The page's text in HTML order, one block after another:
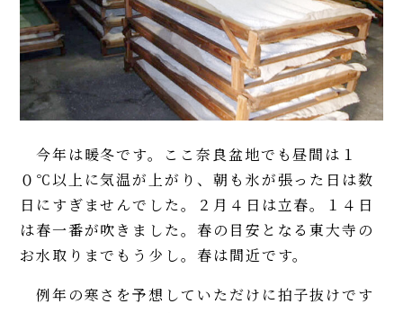
今年は暖冬です。ここ奈良盆地でも昼間は１
０℃以上に気温が上がり、朝も氷が張った日は数
日にすぎませんでした。２月４日は立春。１４日
は春一番が吹きました。春の目安となる東大寺の
お水取りまでもう少し。春は間近です。
例年の寒さを予想していただけに拍子抜けです